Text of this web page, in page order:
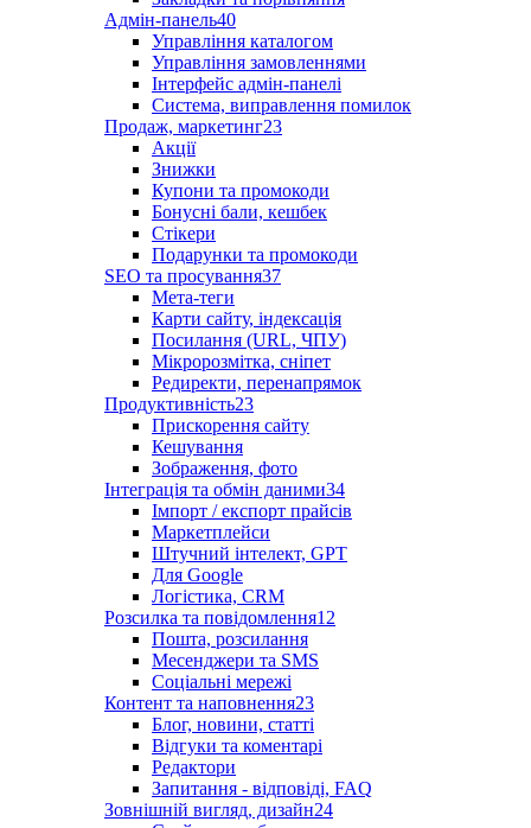
Адмін-панель40
Управління каталогом
Управління замовленнями
Інтерфейс адмін-панелі
Система, виправлення помилок
Продаж, маркетинг23
Акції
Знижки
Купони та промокоди
Бонусні бали, кешбек
Стікери
Подарунки та промокоди
SEO та просування37
Мета-теги
Карти сайту, індексація
Посилання (URL, ЧПУ)
Мікророзмітка, сніпет
Редиректи, перенапрямок
Продуктивність23
Прискорення сайту
Кешування
Зображення, фото
Інтеграція та обмін даними34
Імпорт / експорт прайсів
Маркетплейси
Штучний інтелект, GPT
Для Google
Логістика, CRM
Розсилка та повідомлення12
Пошта, розсилання
Месенджери та SMS
Соціальні мережі
Контент та наповнення23
Блог, новини, статті
Відгуки та коментарі
Редактори
Запитання - відповіді, FAQ
Зовнішній вигляд, дизайн24